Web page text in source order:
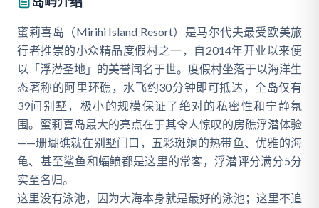
蜜莉喜岛（Mirihi Island Resort）是马尔代夫最受欧美旅
行者推崇的小众精品度假村之一，自2014年开业以来便
以「浮潜圣地」的美誉闻名于世。度假村坐落于以海洋生
态著称的阿里环礁，水飞约30分钟即可抵达，全岛仅有
39间别墅，极小的规模保证了绝对的私密性和宁静氛
围。蜜莉喜岛最大的亮点在于其令人惊叹的房礁浮潜体验
——珊瑚礁就在别墅门口，五彩斑斓的热带鱼、优雅的海
龟、甚至鲨鱼和蝠鲼都是这里的常客，浮潜评分满分5分
实至名归。
这里没有泳池，因为大海本身就是最好的泳池；这里不追